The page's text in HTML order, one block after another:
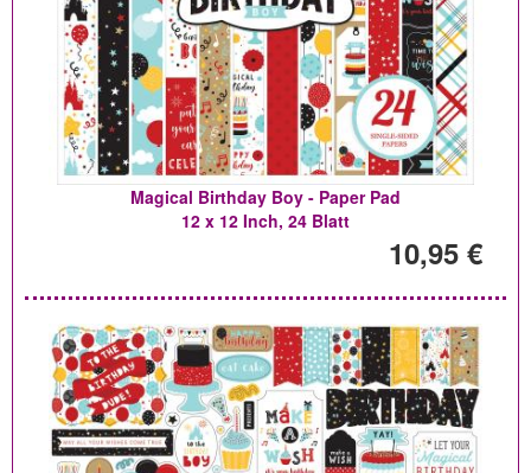
Magical Birthday Boy - Paper Pad
12 x 12 Inch, 24 Blatt
10,95 €